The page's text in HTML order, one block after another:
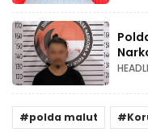
polda malut